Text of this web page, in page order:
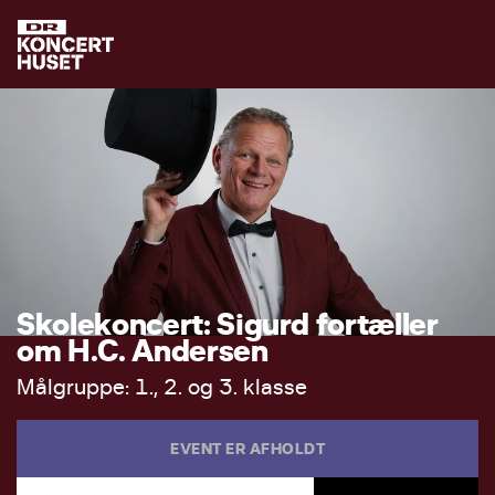
Skolekoncert:Sigurd fortæller
om H.C.Andersen
Målgruppe: 1., 2. og 3. klasse
EVENT ER AFHOLDT